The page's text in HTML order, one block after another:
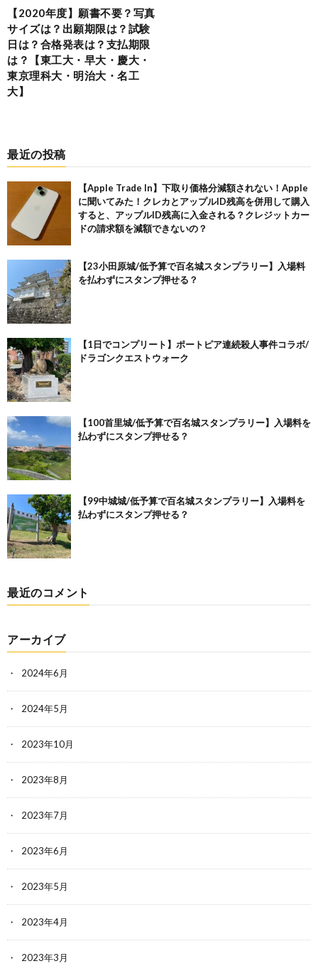
【2020年度】願書不要？写真
サイズは？出願期限は？試験
日は？合格発表は？支払期限
は？【東工大・早大・慶大・
東京理科大・明治大・名工
大】
最近の投稿
【Apple Trade In】下取り価格分減額されない！Apple
に聞いてみた！クレカとアップルID残高を併用して購入
すると、アップルID残高に入金される？クレジットカー
ドの請求額を減額できないの？
【23小田原城/低予算で百名城スタンプラリー】入場料
を払わずにスタンプ押せる？
【1日でコンプリート】ポートピア連続殺人事件コラボ/
ドラゴンクエストウォーク
【100首里城/低予算で百名城スタンプラリー】入場料を
払わずにスタンプ押せる？
【99中城城/低予算で百名城スタンプラリー】入場料を
払わずにスタンプ押せる？
最近のコメント
アーカイブ
2024年6月
2024年5月
2023年10月
2023年8月
2023年7月
2023年6月
2023年5月
2023年4月
2023年3月